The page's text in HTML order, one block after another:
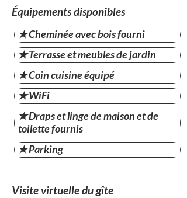
Équipements disponibles
✭ Cheminée avec bois fourni
✭ Terrasse et meubles de jardin
✭ Coin cuisine équipé
✭ WiFi
✭ Draps et linge de maison et de
toilette fournis
✭ Parking
Visite virtuelle du gîte